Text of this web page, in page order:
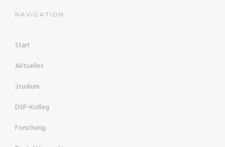
NAVIGATION
Start
Aktuelles
Studium
DSP-Kolleg
Forschung